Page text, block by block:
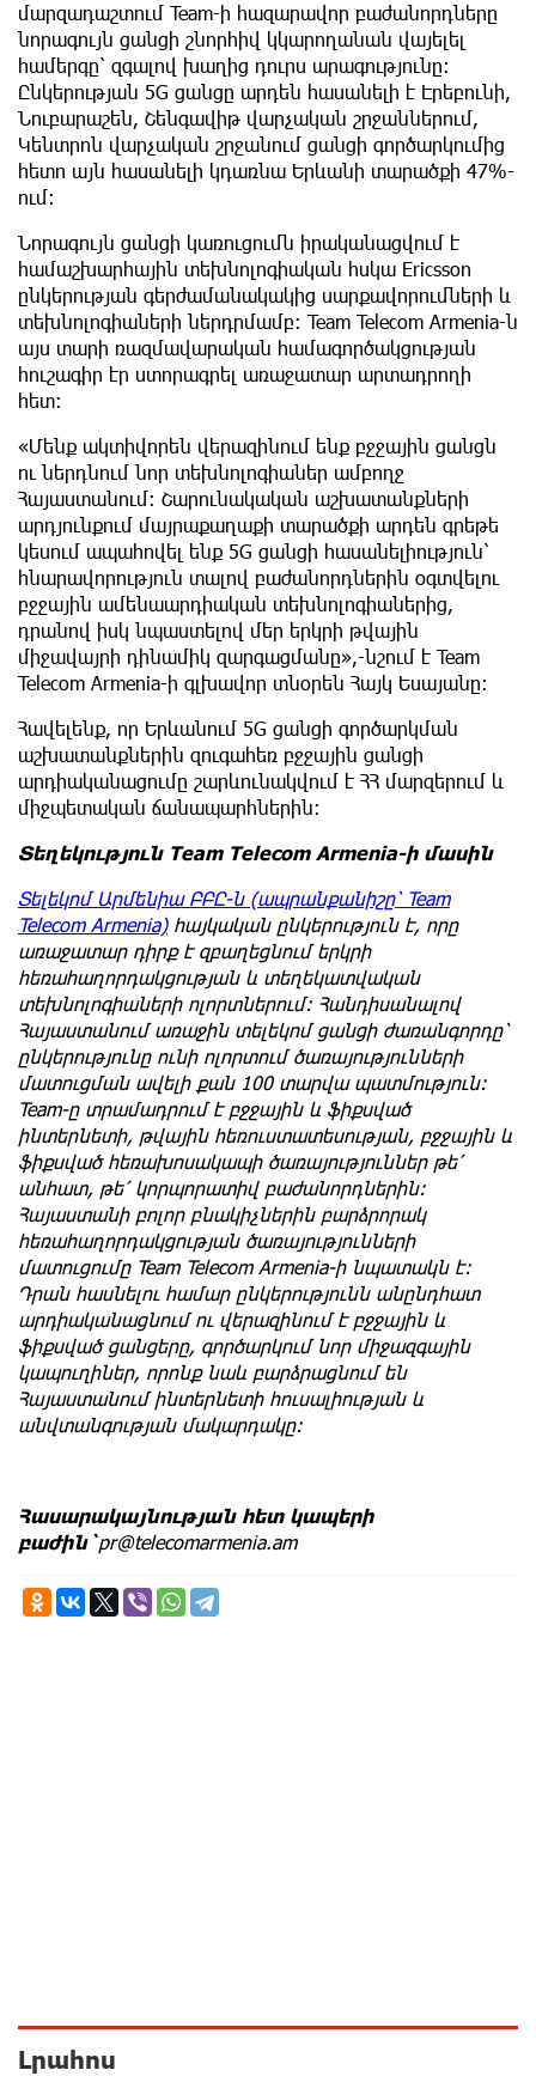
մարզադաշտում Team-ի հազարավոր բաժանորդները
նորագույն ցանցի շնորհիվ կկարողանան վայելել
համերգը՝ զգալով խաղից դուրս արագությունը:
Ընկերության 5G ցանցը արդեն հասանելի է Էրեբունի,
Նուբարաշեն, Շենգավիթ վարչական շրջաններում,
Կենտրոն վարչական շրջանում ցանցի գործարկումից
հետո այն հասանելի կդառնա Երևանի տարածքի 47%-
ում:
Նորագույն ցանցի կառուցումն իրականացվում է
համաշխարհային տեխնոլոգիական հսկա Ericsson
ընկերության գերժամանակակից սարքավորումների և
տեխնոլոգիաների ներդրմամբ։ Team Telecom Armenia-ն
այս տարի ռազմավարական համագործակցության
հուշագիր էր ստորագրել առաջատար արտադրողի
հետ։
«Մենք ակտիվորեն վերազինում ենք բջջային ցանցն
ու ներդնում նոր տեխնոլոգիաներ ամբողջ
Հայաստանում։ Շարունակական աշխատանքների
արդյունքում մայրաքաղաքի տարածքի արդեն գրեթե
կեսում ապահովել ենք 5G ցանցի հասանելիություն՝
հնարավորություն տալով բաժանորդներին օգտվելու
բջջային ամենաարդիական տեխնոլոգիաներից,
դրանով իսկ նպաստելով մեր երկրի թվային
միջավայրի դինամիկ զարգացմանը»,-նշում է Team
Telecom Armenia-ի գլխավոր տնօրեն Հայկ Եսայանը։
Հավելենք, որ Երևանում 5G ցանցի գործարկման
աշխատանքներին զուգահեռ բջջային ցանցի
արդիականացումը շարևունակվում է ՀՀ մարզերում և
միջպետական ճանապարհներին:
Տեղեկություն Team Telecom Armenia-ի մասին
Տելեկոմ Արմենիա ԲԲԸ-ն (ապրանքանիշը՝ Team
Telecom Armenia)հայկական ընկերություն է, որը
առաջատար դիրք է զբաղեցնում երկրի
հեռահաղորդակցության և տեղեկատվական
տեխնոլոգիաների ոլորտներում։ Հանդիսանալով
Հայաստանում առաջին տելեկոմ ցանցի ժառանգորդը՝
ընկերությունը ունի ոլորտում ծառայությունների
մատուցման ավելի քան 100 տարվա պատմություն։
Team-ը տրամադրում է բջջային և ֆիքսված
ինտերնետի, թվային հեռուստատեսության, բջջային և
ֆիքսված հեռախոսակապի ծառայություններ թե՛
անհատ, թե՛ կորպորատիվ բաժանորդներին։
Հայաստանի բոլոր բնակիչներին բարձրորակ
հեռահաղորդակցության ծառայությունների
մատուցումը Team Telecom Armenia-ի նպատակն է։
Դրան հասնելու համար ընկերությունն անընդհատ
արդիականացնում ու վերազինում է բջջային և
ֆիքսված ցանցերը, գործարկում նոր միջազգային
կապուղիներ, որոնք նաև բարձրացնում են
Հայաստանում ինտերնետի հուսալիության և
անվտանգության մակարդակը։
Հասարակայնության հետ կապերի
բաժին`pr@telecomarmenia.am
Լրահոս